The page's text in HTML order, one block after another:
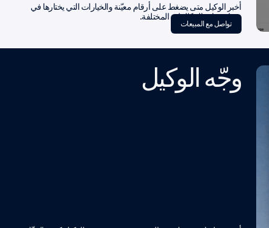
أخبر الوكيل متى يضغط على أرقام معيّنة والخيارات التي يختارها في
سيناريوهات المكالمات المختلفة.
تواصل مع المبيعات
وجّه الوكيل